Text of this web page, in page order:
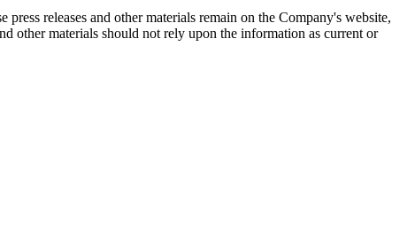
releases and other materials remain on the Company's website,
other materials should not rely upon the information as current or